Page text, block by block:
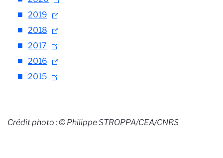
2019
2018
2017
2016
2015
Crédit photo : © Philippe STROPPA/CEA/CNRS